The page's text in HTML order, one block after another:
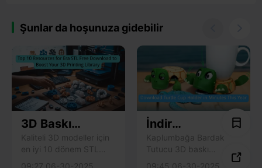
Şunlar da hoşunuza gidebilir
3D Baskı
Kitaplığınızı
Güçlendirmek
Kaliteli 3D modeller için
en iyi 10 dönem STL
09:27 06-30-2025
İndir
Kaplumbağa
Bardaklık Bu Yıl
Kaplumbağa Bardak
Tutucu 3D baskı
09:45 06-30-2025
